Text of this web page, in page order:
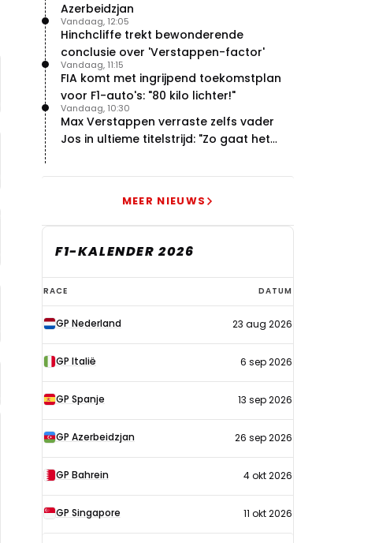
Azerbeidzjan
Hinchcliffe trekt bewonderende
conclusie over 'Verstappen-factor'
Vandaag, 12:05
FIA komt met ingrijpend toekomstplan
voor F1-auto's: "80 kilo lichter!"
Vandaag, 11:15
Max Verstappen verraste zelfs vader
Jos in ultieme titelstrijd: "Zo gaat het
Vandaag, 10:30
MEER NIEUWS
F1-KALENDER 2026
F1-
kalender
2026
RACE DATUM
GP Nederland 23 aug 2026
GP Italië 6 sep 2026
GP Spanje 13 sep 2026
GP Azerbeidzjan 26 sep 2026
GP Bahrein 4 okt 2026
GP Singapore 11 okt 2026